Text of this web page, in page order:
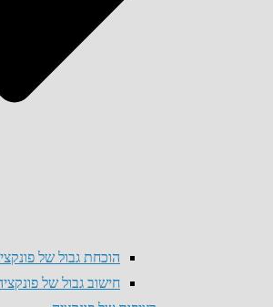
הוכחת גבול של
חישוב גבול של